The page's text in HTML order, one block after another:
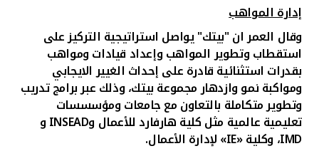
إدارة المواهب
وقال العمر ان "بيتك" يواصل استراتيجية التركيز على
استقطاب وتطوير المواهبوإعداد قيادات ومواهب
بقدرات استثنائية قادرة على إحداث الغيير الايجابي
ومواكبة نمو وازدهار مجموعة بيتك، وذلك عبر برامج تدريب
وتطوير متكاملة بالتعاون مع جامعات ومؤسسسات
تعليمية عالمية مثلكلية هارفارد للأعمال وINSEADو
IMD، وكلية «IE» لإدارة الأعمال.